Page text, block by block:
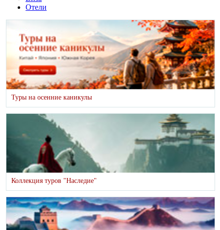
Отели
Туры на осенние каникулы
Коллекция туров "Наследие"